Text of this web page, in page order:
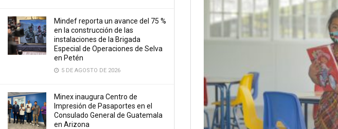
Mindef reporta un avance del 75 %
en la construcción de las
instalaciones de la Brigada
Especial de Operaciones de Selva
en Petén
5 DE AGOSTO DE 2026
Minex inaugura Centro de
Impresión de Pasaportes en el
Consulado General de Guatemala
en Arizona